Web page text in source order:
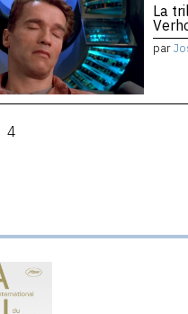
La
par
4